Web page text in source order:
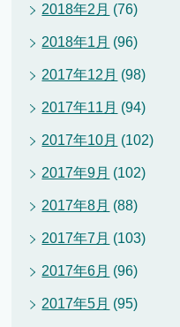
2018年2月 (76)
2018年1月 (96)
2017年12月 (98)
2017年11月 (94)
2017年10月 (102)
2017年9月 (102)
2017年8月 (88)
2017年7月 (103)
2017年6月 (96)
2017年5月 (95)